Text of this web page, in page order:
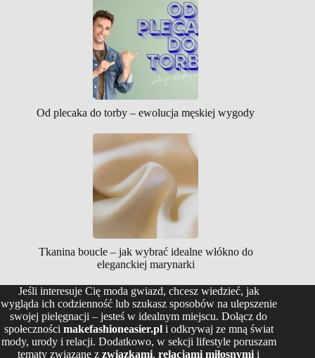
Od plecaka do torby – ewolucja męskiej wygody
Tkanina boucle – jak wybrać idealne włókno do
eleganckiej marynarki
Jeśli interesuje Cię moda gwiazd, chcesz wiedzieć, jak
wygląda ich codzienność lub szukasz sposobów na ulepszenie
swojej pielęgnacji – jesteś w idealnym miejscu. Dołącz do
społeczności makefashioneasier.pli odkrywaj ze mną świat
mody, urody i relacji. Dodatkowo, w sekcji lifestyle poruszam
tematy związane zzwiązkami,relacjami miłosnymi i